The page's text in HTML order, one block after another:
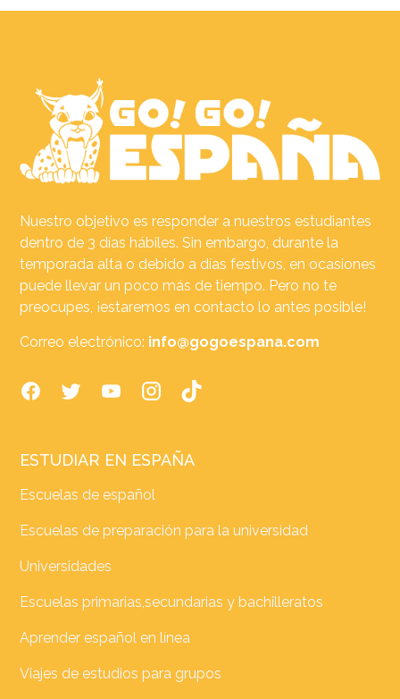
Nuestro objetivo es responder a nuestros estudiantes
dentro de 3 días hábiles. Sin embargo, durante la
temporada alta o debido a días festivos, en ocasiones
puede llevar un poco más de tiempo. Pero no te
preocupes, ¡estaremos en contacto lo antes posible!
Correo electrónico: info@gogoespana.com
ESTUDIAR EN ESPAÑA
Escuelas de español
Escuelas de preparación para la universidad
Universidades
Escuelas primarias,secundarias y bachilleratos
Aprender español en línea
Viajes de estudios para grupos